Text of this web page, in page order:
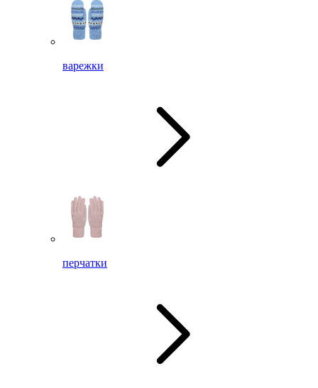
варежки
перчатки